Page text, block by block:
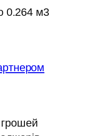
0.264 м3
грошей